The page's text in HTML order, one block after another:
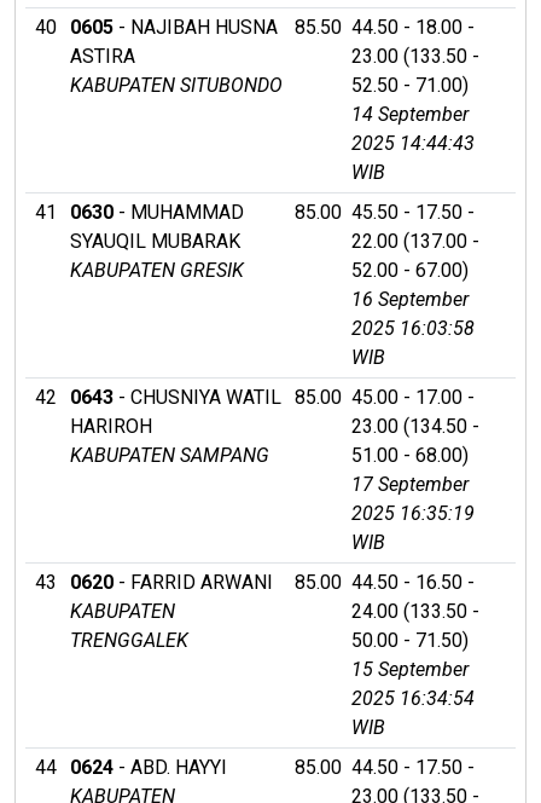
40
0605 - NAJIBAH HUSNA
ASTIRA
KABUPATEN SITUBONDO
85.50 44.50 - 18.00 -
23.00 (133.50 -
52.50 - 71.00)
14 September
2025 14:44:43
WIB
41
0630 - MUHAMMAD
SYAUQIL MUBARAK
KABUPATEN GRESIK
85.00 45.50 - 17.50 -
22.00 (137.00 -
52.00 - 67.00)
16 September
2025 16:03:58
WIB
42
0643 - CHUSNIYA WATIL
HARIROH
KABUPATEN SAMPANG
85.00 45.00 - 17.00 -
23.00 (134.50 -
51.00 - 68.00)
17 September
2025 16:35:19
WIB
43
0620 - FARRID ARWANI
KABUPATEN
TRENGGALEK
85.00 44.50 - 16.50 -
24.00 (133.50 -
50.00 - 71.50)
15 September
2025 16:34:54
WIB
44
0624 - ABD. HAYYI
KABUPATEN
85.00 44.50 - 17.50 -
23.00 (133.50 -